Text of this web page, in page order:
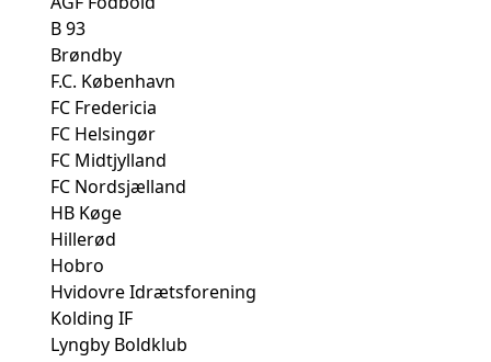
B 93
Brøndby
F.C. København
FC Fredericia
FC Helsingør
FC Midtjylland
FC Nordsjælland
HB Køge
Hillerød
Hobro
Hvidovre Idrætsforening
Kolding IF
Lyngby Boldklub